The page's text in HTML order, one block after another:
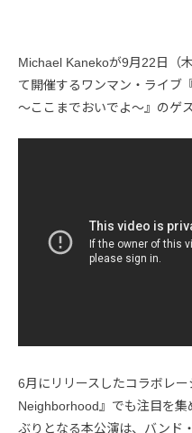
Michael Kanekoが9月22日（
て開催するワンマン・ライブ
〜ここまでおいでよ〜』のゲ
6月にリリースしたコラボレ
Neighborhood』でも注目を
ぶりとなる本公演は、バンド